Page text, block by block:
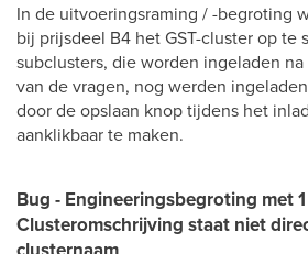
In de uitvoeringsraming / -begroting
bij prijsdeel B4 het GST-cluster op te
subclusters, die worden ingeladen
van de vragen, nog werden
door de opslaan knop tijdens het
aanklikbaar te maken.
Bug - Engineeringsbegroting met
Clusteromschrijving staat niet